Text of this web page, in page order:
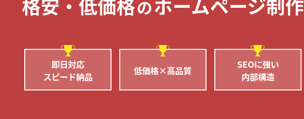
の
即日対応
スピード納品
低価格×高品質
SEOに強い
内部構造